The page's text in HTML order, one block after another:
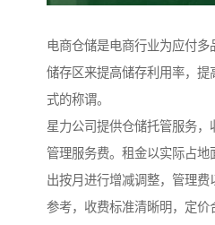
电商仓储是电商行业为应付
储存区来提高储存利用率，
式的称谓。
星力公司提供仓储托管服务，
管理服务费。租金以实际占
出按月进行增减调整，管理费
参考，收费标准清晰明，定